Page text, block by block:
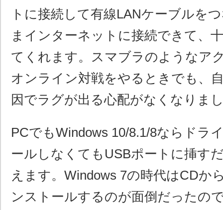
トに接続して有線LANケーブルを
まインターネットに接続できて、
てくれます。スマブラのようなア
オンライン対戦をやるときでも、
因でラグが出る心配がなくなりま
PCでもWindows 10/8.1/8ならドラ
ールしなくてもUSBポートに挿す
えます。Windows 7の時代はCDか
ンストールするのが面倒だったの